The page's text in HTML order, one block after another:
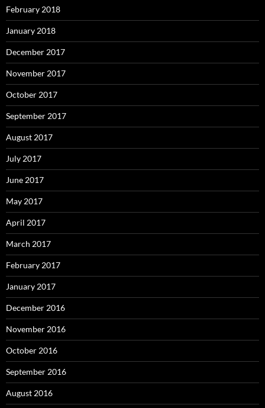
February 2018
January 2018
December 2017
November 2017
October 2017
September 2017
August 2017
July 2017
June 2017
May 2017
April 2017
March 2017
February 2017
January 2017
December 2016
November 2016
October 2016
September 2016
August 2016